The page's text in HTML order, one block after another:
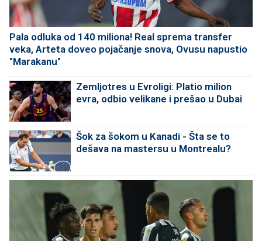
Pala odluka od 140 miliona! Real sprema transfer
veka, Arteta doveo pojačanje snova, Ovusu napustio
"Marakanu"
Zemljotres u Evroligi: Platio milion
evra, odbio velikane i prešao u Dubai
Šok za šokom u Kanadi - Šta se to
dešava na mastersu u Montrealu?